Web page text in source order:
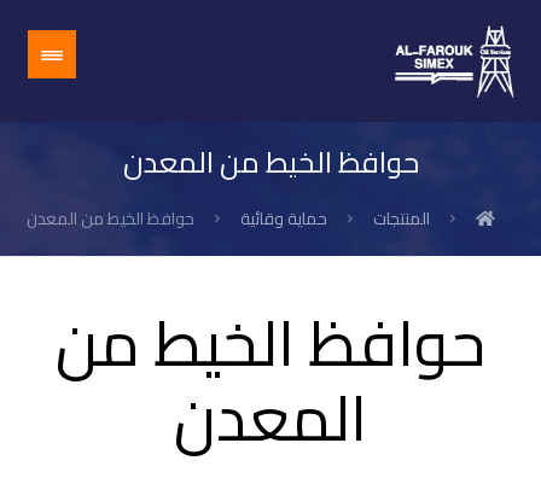
حوافظ الخيط من المعدن
المنتجات حماية وقائية حوافظ الخيط من المعدن
حوافظ الخيط من
المعدن